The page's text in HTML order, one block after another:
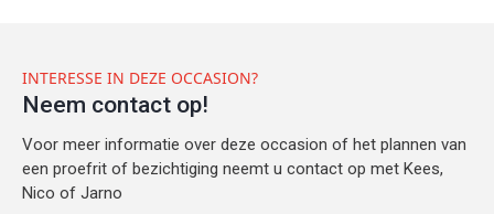
INTERESSE IN DEZE OCCASION?
Neem contact op!
Voor meer informatie over deze occasion of het plannen van
een proefrit of bezichtiging neemt u contact op met Kees,
Nico of Jarno